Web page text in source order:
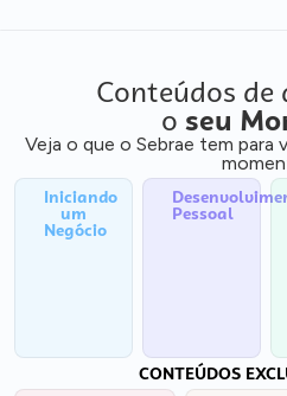
Conteúdos de
o seu
Veja o que o Sebrae tem
Iniciando
um
Negócio
Pessoal
CONTEÚDOS